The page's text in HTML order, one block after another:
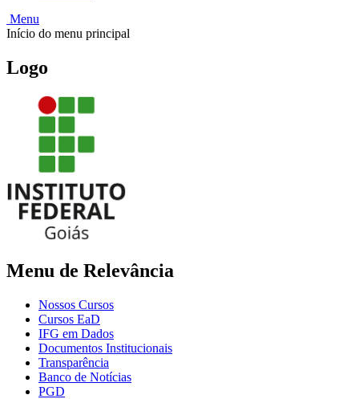
Menu
Início do menu principal
Logo
Menu de Relevância
Nossos Cursos
Cursos EaD
IFG em Dados
Documentos Institucionais
Transparência
Banco de Notícias
PGD